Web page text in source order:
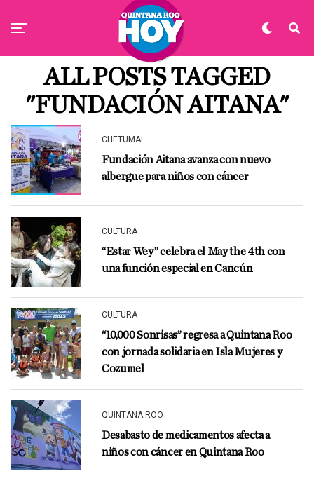
ALL POSTS TAGGED
"FUNDACIÓN AITANA"
CHETUMAL
Fundación Aitana avanza con nuevo
albergue para niños con cáncer
CULTURA
“Estar Wey” celebra el May the 4th con
una función especial en Cancún
CULTURA
“10,000 Sonrisas” regresa a Quintana Roo
con jornada solidaria en Isla Mujeres y
Cozumel
QUINTANA ROO
Desabasto de medicamentos afecta a
niños con cáncer en Quintana Roo